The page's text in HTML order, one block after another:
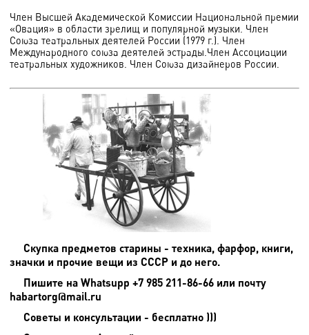
Член Высшей Академической Комиссии Национальной премии
«Овация» в области зрелищ и популярной музыки. Член
Союза театральных деятелей России (1979 г.). Член
Международного союза деятелей эстрады.Член Ассоциации
театральных художников. Член Союза дизайнеров России.
Скупка предметов старины - техника, фарфор, книги,
значки и прочие вещи из СССР и до него.
Пишите на Whatsupp +7 985 211-86-66 или почту
habartorg@mail.ru
Советы и консультации - бесплатно )))